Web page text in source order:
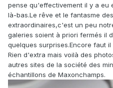
pense qu'effectivement il y a eu
là-bas.Le rêve et le fantasme
extraordinaires,c'est un peu
galeries soient à priori fermés il
quelques surprises.Encore faut
Rien d'extra mais voilà des
autres sites de la société des
échantillons de Maxonchamps.